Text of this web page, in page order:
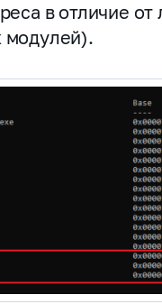
в отличие от
модулей).